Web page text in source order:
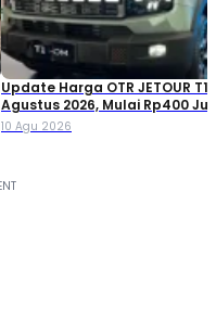
Update Harga OTR JETOUR T1
Agustus 2026, Mulai Rp400
10 Agu 2026